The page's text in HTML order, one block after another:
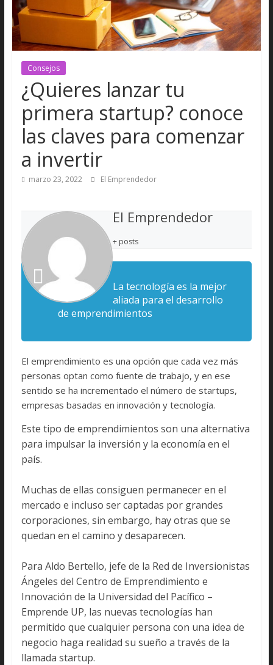
Consejos
¿Quieres lanzar tu
primera startup? conoce
las claves para comenzar
a invertir
marzo 23, 2022 El Emprendedor
El Emprendedor
+ posts
La tecnología es la mejor
aliada para el desarrollo
de emprendimientos
El emprendimiento es una opción que cada vez más
personas optan como fuente de trabajo, y en ese
sentido se ha incrementado el número de startups,
empresas basadas en innovación y tecnología.
Este tipo de emprendimientos son una alternativa
para impulsar la inversión y la economía en el
país.
Muchas de ellas consiguen permanecer en el
mercado e incluso ser captadas por grandes
corporaciones, sin embargo, hay otras que se
quedan en el camino y desaparecen.
Para Aldo Bertello, jefe de la Red de Inversionistas
Ángeles del Centro de Emprendimiento e
Innovación de la Universidad del Pacífico –
Emprende UP, las nuevas tecnologías han
permitido que cualquier persona con una idea de
negocio haga realidad su sueño a través de la
llamada startup.